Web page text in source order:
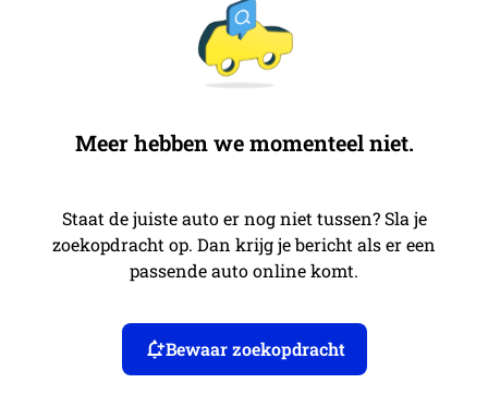
Meer hebben we momenteel niet.
Staat de juiste auto er nog niet tussen? Sla je
zoekopdracht op. Dan krijg je bericht als er een
passende auto online komt.
Bewaar zoekopdracht